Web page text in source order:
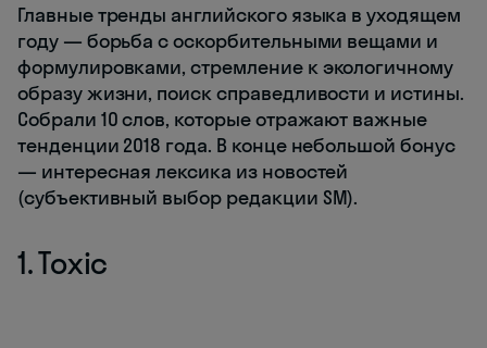
Главные тренды английского языка в уходящем
году — борьба с оскорбительными вещами и
формулировками, стремление к экологичному
образу жизни, поиск справедливости и истины.
Собрали 10 слов, которые отражают важные
тенденции 2018 года. В конце небольшой бонус
— интересная лексика из новостей
(субъективный выбор редакции SM).
1. Toxic